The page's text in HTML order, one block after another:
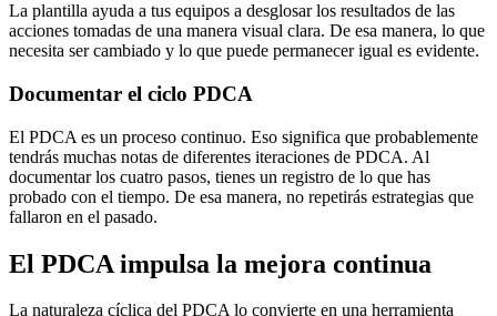
La plantilla ayuda a tus equipos a desglosar los resultados de las
acciones tomadas de una manera visual clara. De esa manera, lo que
necesita ser cambiado y lo que puede permanecer igual es evidente.
Documentar el ciclo PDCA
El PDCA es un proceso continuo. Eso significa que probablemente
tendrás muchas notas de diferentes iteraciones de PDCA. Al
documentar los cuatro pasos, tienes un registro de lo que has
probado con el tiempo. De esa manera, no repetirás estrategias que
fallaron en el pasado.
El PDCA impulsa la mejora continua
La naturaleza cíclica del PDCA lo convierte en una herramienta